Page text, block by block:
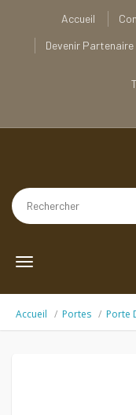
Accueil
Devenir Partenaire
Toggle
Accueil Portes Porte